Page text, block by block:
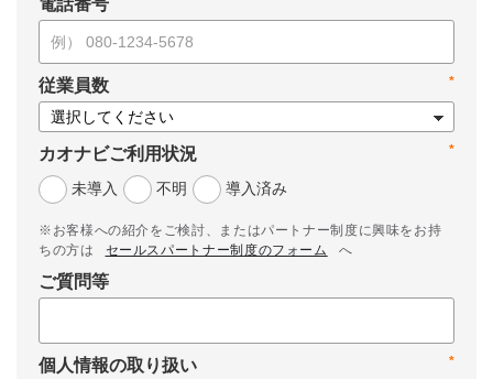
電話番号
*
従業員数
*
カオナビご利用状況
未導入
不明 導入済み
※お客様への紹介をご検討、またはパートナー制度に興味をお持
ちの方は
セールスパートナー制度のフォーム へ
ご質問等
*
個人情報の取り扱い